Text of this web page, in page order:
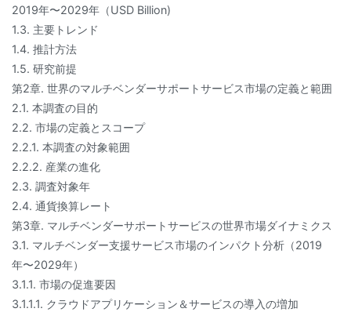
2019年〜2029年（USD Billion)
1.3. 主要トレンド
1.4. 推計方法
1.5. 研究前提
第2章. 世界のマルチベンダーサポートサービス市場の定義と範囲
2.1. 本調査の目的
2.2. 市場の定義とスコープ
2.2.1. 本調査の対象範囲
2.2.2. 産業の進化
2.3. 調査対象年
2.4. 通貨換算レート
第3章. マルチベンダーサポートサービスの世界市場ダイナミクス
3.1. マルチベンダー支援サービス市場のインパクト分析（2019
年〜2029年）
3.1.1. 市場の促進要因
3.1.1.1. クラウドアプリケーション＆サービスの導入の増加